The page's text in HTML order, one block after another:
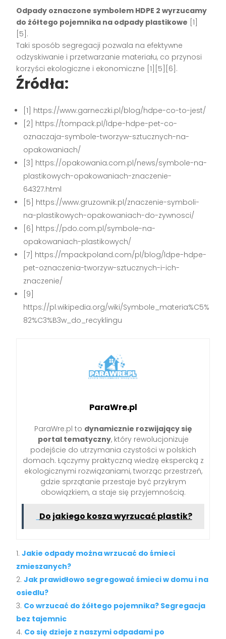
Odpady oznaczone symbolem HDPE 2 wyrzucamy
do żółtego pojemnika na odpady plastikowe [1]
[5].
Taki sposób segregacji pozwala na efektywne
odzyskiwanie i przetwarzanie materiału, co przynosi
korzyści ekologiczne i ekonomiczne [1][5][6].
Źródła:
[1] https://www.garneczki.pl/blog/hdpe-co-to-jest/
[2] https://tompack.pl/ldpe-hdpe-pet-co-
oznaczaja-symbole-tworzyw-sztucznych-na-
opakowaniach/
[3] https://opakowania.com.pl/news/symbole-na-
plastikowych-opakowaniach-znaczenie-
64327.html
[5] https://www.gruzownik.pl/znaczenie-symboli-
na-plastikowych-opakowaniach-do-zywnosci/
[6] https://pdo.com.pl/symbole-na-
opakowaniach-plastikowych/
[7] https://mpackpoland.com/pl/blog/ldpe-hdpe-
pet-oznaczenia-tworzyw-sztucznych-i-ich-
znaczenie/
[9]
https://pl.wikipedia.org/wiki/Symbole_materia%C5%
82%C3%B3w_do_recyklingu
ParaWre.pl
ParaWre.pl to dynamicznie rozwijający się
portal tematyczny, który rewolucjonizuje
podejście do utrzymania czystości w polskich
domach. Łączymy praktyczną wiedzę ekspercką z
ekologicznymi rozwiązaniami, tworząc przestrzeń,
gdzie sprzątanie przestaje być przykrym
obowiązkiem, a staje się przyjemnością.
Do jakiego kosza wyrzucać plastik?
Jakie odpady można wrzucać do śmieci
zmieszanych?
Jak prawidłowo segregować śmieci w domu i na
osiedlu?
Co wrzucać do żółtego pojemnika? Segregacja
bez tajemnic
Co się dzieje z naszymi odpadami po